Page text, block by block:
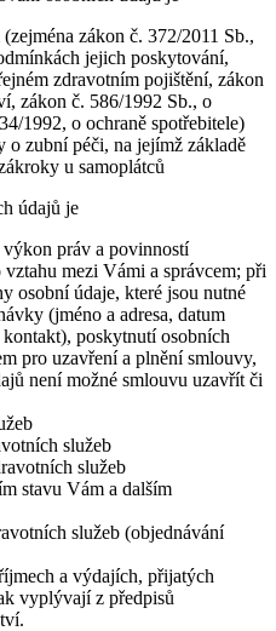
zákon č. 372/2011 Sb.,
jejich poskytování,
zdravotním pojištění, zákon
zákon č. 586/1992 Sb., o
1992, o ochraně spotřebitele)
o zubní péči, na jejímž základě
u samoplátců
údajů je
práv a povinností
mezi Vámi a správcem; při
osobní údaje, které jsou nutné
(jméno a adresa, datum
poskytnutí osobních
pro uzavření a plnění smlouvy,
není možné smlouvu uzavřít či
služeb
služeb
stavu Vám a dalším
služeb (objednávání
a výdajích, přijatých
vyplývají z předpisů